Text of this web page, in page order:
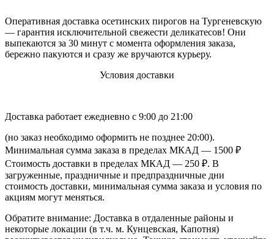
Оперативная доставка осетинских пирогов на Тургеневскую
— гарантия исключительной свежести деликатесов! Они
выпекаются за 30 минут с момента оформления заказа,
бережно пакуются и сразу же вручаются курьеру.
Условия доставки
Доставка работает ежедневно с 9:00 до 21:00
(но заказ необходимо оформить не позднее 20:00).
Минимальная сумма заказа в пределах МКАД — 1500 ₽
Стоимость доставки в пределах МКАД — 250 ₽. В
загруженные, праздничные и предпраздничные дни
стоимость доставки, минимальная сумма заказа и условия по
акциям могут меняться.
Обратите внимание: Доставка в отдаленные районы и
некоторые локации (в т.ч. м. Кунцевская, Капотня)